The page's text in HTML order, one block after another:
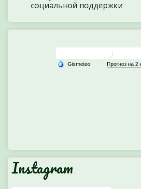
социальной поддержки
Instagram